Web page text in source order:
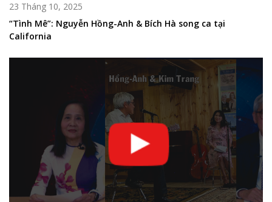
23 Tháng 10, 2025
“Tình Mê”: Nguyễn Hồng-Anh & Bích Hà song ca tại
California